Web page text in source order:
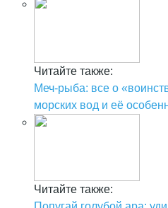
Читайте также:
Меч-рыба: все о
морских вод и её
Читайте также: